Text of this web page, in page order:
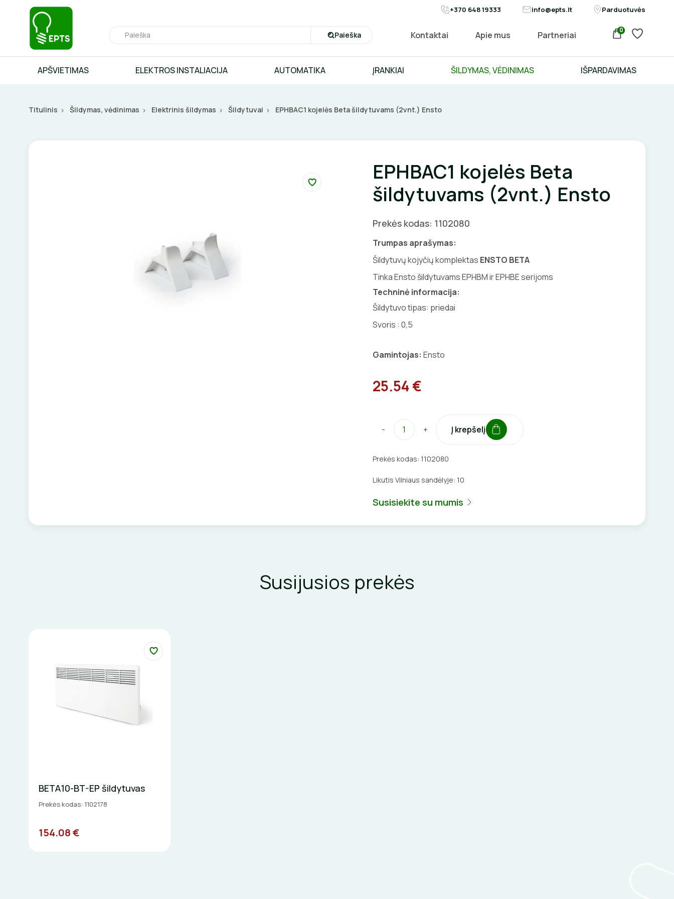
+370 648 19333 info@epts.lt Parduotuvės
Paieška Kontaktai Apie mus Partneriai 0
APŠVIETIMAS ELEKTROS INSTALIACIJA AUTOMATIKA ĮRANKIAI ŠILDYMAS, VĖDINIMAS IŠPARDAVIMAS
Titulinis Šildymas, vėdinimas Elektrinis šildymas Šildytuvai EPHBAC1 kojelės Beta šildytuvams (2vnt.) Ensto
EPHBAC1 kojelės Beta
šildytuvams (2vnt.) Ensto
Prekės kodas: 1102080
Trumpas aprašymas:
Šildytuvų kojyčių komplektas ENSTO BETA
Tinka Ensto šildytuvams EPHBM ir EPHBE serijoms
Techninė informacija:
Šildytuvo tipas: priedai
Svoris : 0,5
Gamintojas: Ensto
25.54 €
- + Į krepšelį
Prekės kodas: 1102080
Likutis Vilniaus sandėlyje: 10
Susisiekite su mumis
Susijusios prekės
BETA10-BT-EP šildytuvas
Prekės kodas: 1102178
154.08 €